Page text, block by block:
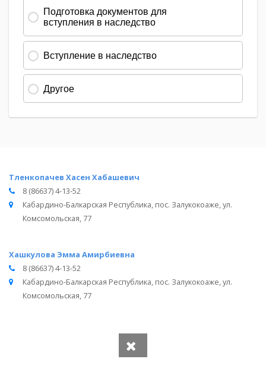
Тленкопачев Хасен Хабашевич
8 (86637) 4-13-52
Кабардино-Балкарская Республика, пос. Залукокоаже, ул.
Комсомольская, 77
Хашкулова Эмма Амирбиевна
8 (86637) 4-13-52
Кабардино-Балкарская Республика, пос. Залукокоаже, ул.
Комсомольская, 77